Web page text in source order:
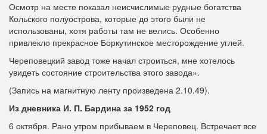
Осмотр на месте показал неисчислимые рудные богатства
Кольского полуострова, которые до этого были не
использованы, хотя работы там не велись. Особенно
привлекло прекрасное Боркутинское месторождение углей.
Череповецкий завод тоже начал строиться, мне хотелось
увидеть состояние строительства этого завода».
(Запись на магнитную ленту произведена 2.10.49).
Из дневника И. П. Бардина за 1952 год
6 октября. Рано утром прибываем в Череповец. Встречает все